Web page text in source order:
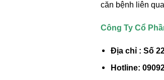
căn bệnh liên
Công Ty Cổ
Địa chỉ : Số
Hotline: